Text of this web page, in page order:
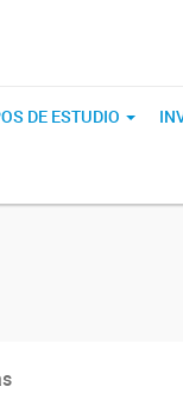
DE ESTUDIO